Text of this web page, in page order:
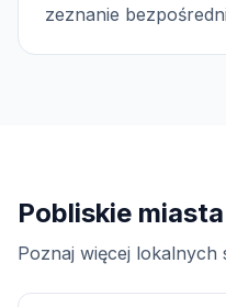
zeznanie
Pobliskie miasta
Poznaj więcej lokalnych